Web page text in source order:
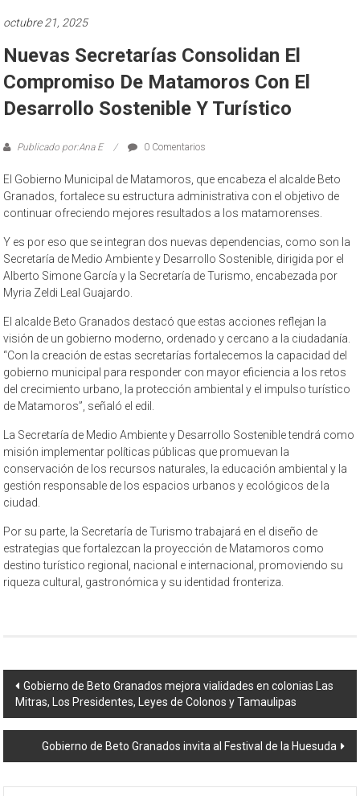
octubre 21, 2025
Nuevas Secretarías Consolidan El
Compromiso De Matamoros Con El
Desarrollo Sostenible Y Turístico
Publicado por:Ana E 0 Comentarios
El Gobierno Municipal de Matamoros, que encabeza el alcalde Beto
Granados, fortalece su estructura administrativa con el objetivo de
continuar ofreciendo mejores resultados a los matamorenses.
Y es por eso que se integran dos nuevas dependencias, como son la
Secretaría de Medio Ambiente y Desarrollo Sostenible, dirigida por el
Alberto Simone García y la Secretaría de Turismo, encabezada por
Myria Zeldi Leal Guajardo.
El alcalde Beto Granados destacó que estas acciones reflejan la
visión de un gobierno moderno, ordenado y cercano a la ciudadanía.
“Con la creación de estas secretarías fortalecemos la capacidad del
gobierno municipal para responder con mayor eficiencia a los retos
del crecimiento urbano, la protección ambiental y el impulso turístico
de Matamoros”, señaló el edil.
La Secretaría de Medio Ambiente y Desarrollo Sostenible tendrá como
misión implementar políticas públicas que promuevan la
conservación de los recursos naturales, la educación ambiental y la
gestión responsable de los espacios urbanos y ecológicos de la
ciudad.
Por su parte, la Secretaría de Turismo trabajará en el diseño de
estrategias que fortalezcan la proyección de Matamoros como
destino turístico regional, nacional e internacional, promoviendo su
riqueza cultural, gastronómica y su identidad fronteriza.
Navegación
de
entrada
Gobierno de Beto Granados mejora vialidades en colonias Las
Mitras, Los Presidentes, Leyes de Colonos y Tamaulipas
Gobierno de Beto Granados invita al Festival de la Huesuda